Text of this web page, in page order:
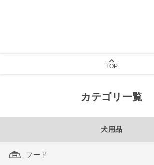
TOP
カテゴリ一覧
犬用品
フード